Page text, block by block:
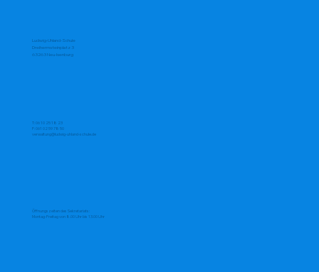
Ludwig-Uhland-Schule
Dreiherrnsteinplatz 3
63263 Neu-Isenburg
T:06 10 25 18 23
F: 061 02 59 78 50
verwaltung@ludwig-uhland-schule.de
Öffnungszeiten des Sekretariats:
Montag-Freitag von 8.00 Uhr bis 13.00 Uhr